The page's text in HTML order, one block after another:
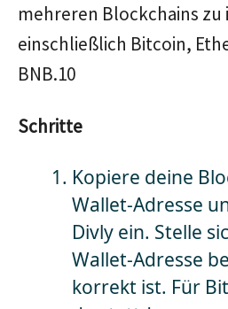
mehreren Blockchains
einschließlich Bitcoin,
BNB.10
Schritte
Kopiere deine
Wallet-Adresse
Divly ein. Stelle
Wallet-Adresse
korrekt ist. Für